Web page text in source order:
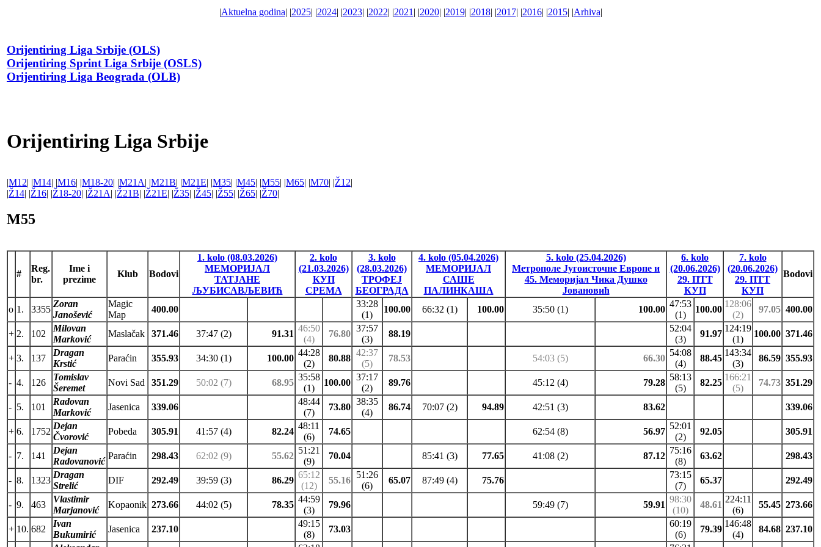
|Aktuelna godina| |2025| |2024| |2023| |2022| |2021 | |2020| |2019| |2018| |2017| |2016| |2015| |Arhiva|
Orijentiring Liga Srbije (OLS)
Orijentiring Sprint Liga Srbije (OSLS)
Orijentiring Liga Beograda (OLB)
Orijentiring Liga Srbije
|M12| |M14| |M16| |M18-20| |M21A| |M21B| |M21E| |M35| |M45| |M55| |M65| |M70| |Ž12|
|Ž14| |Ž16| |Ž18-20| |Ž21A| |Ž21B| |Ž21E| |Ž35| |Ž45| |Ž55| |Ž65| |Ž70|
M55
#
Reg.
br.
Ime i
prezime
Klub Bodovi
1. kolo (08.03.2026)
МЕМОРИЈАЛ
ТАТЈАНЕ
ЉУБИСАВЉЕВИЋ
2. kolo
(21.03.2026)
КУП
СРЕМА
3. kolo
(28.03.2026)
ТРОФЕЈ
БЕОГРАДА
4. kolo (05.04.2026)
МЕМОРИЈАЛ
САШЕ
ПАЛИНКАША
5. kolo (25.04.2026)
Метрополе Југоисточне Европе и
45. Меморијал Чика Душко
Јовановић
6. kolo
(20.06.2026)
29. ПТТ
КУП
7. kolo
(20.06.2026)
29. ПТТ
КУП
Bodovi
o 1. 3355
Zoran
Janošević
Magic
Map
400.00
33:28
(1)
100.00 66:32 (1) 100.00 35:50 (1) 100.00
47:53
(1)
100.00
128:06
(2)
97.05 400.00
+ 2. 102
Milovan
Marković
Maslačak 371.46 37:47 (2) 91.31
46:50
(4)
76.80
37:57
(3)
88.19
52:04
(3)
91.97
124:19
(1)
100.00 371.46
+ 3. 137
Dragan
Krstić
Paraćin 355.93 34:30 (1) 100.00
44:28
(2)
80.88
42:37
(5)
78.53 54:03 (5) 66.30
54:08
(4)
88.45
143:34
(3)
86.59 355.93
- 4. 126
Tomislav
Šeremet
Novi Sad 351.29 50:02 (7) 68.95
35:58
(1)
100.00
37:17
(2)
89.76 45:12 (4) 79.28
58:13
(5)
82.25
166:21
(5)
74.73 351.29
- 5. 101
Radovan
Marković
Jasenica 339.06
48:44
(7)
73.80
38:35
(4)
86.74 70:07 (2) 94.89 42:51 (3) 83.62 339.06
+ 6. 1752
Dejan
Čvorović
Pobeda 305.91 41:57 (4) 82.24
48:11
(6)
74.65 62:54 (8) 56.97
52:01
(2)
92.05 305.91
- 7. 141
Dejan
Radovanović
Paraćin 298.43 62:02 (9) 55.62
51:21
(9)
70.04 85:41 (3) 77.65 41:08 (2) 87.12
75:16
(8)
63.62 298.43
- 8. 1323
Dragan
Strelić
DIF 292.49 39:59 (3) 86.29
65:12
(12)
55.16
51:26
(6)
65.07 87:49 (4) 75.76
73:15
(7)
65.37 292.49
- 9. 463
Vlastimir
Marjanović
Kopaonik 273.66 44:02 (5) 78.35
44:59
(3)
79.96 59:49 (7) 59.91
98:30
(10)
48.61
224:11
(6)
55.45 273.66
+ 10. 682
Ivan
Bukumirić
Jasenica 237.10
49:15
(8)
73.03
60:19
(6)
79.39
146:48
(4)
84.68 237.10